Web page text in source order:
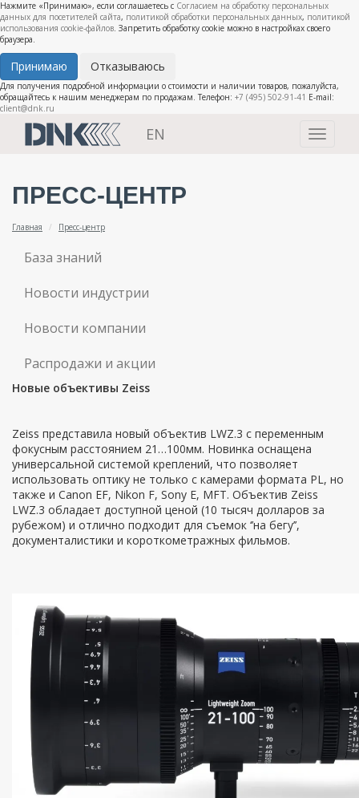
Нажмите «Принимаю», если соглашаетесь с Согласием на обработку персональных
данных для посетителей сайта, политикой обработки персональных данных, политикой
использования cookie-файлов. Запретить обработку cookie можно в настройках своего
браузера.
Принимаю Отказываюсь
Для получения подробной информации о стоимости и наличии товаров, пожалуйста,
обращайтесь к нашим менеджерам по продажам. Телефон: +7 (495) 502-91-41 E-mail:
client@dnk.ru
Toggle
EN
ПРЕСС-ЦЕНТР
Главная Пресс-центр
База знаний
Новости индустрии
Новости компании
Распродажи и акции
Новые объективы Zeiss
Zeiss представила новый объектив LWZ.3 с переменным
фокусным расстоянием 21…100мм. Новинка оснащена
универсальной системой креплений, что позволяет
использовать оптику не только с камерами формата PL, но
также и Canon EF, Nikon F, Sony E, MFT. Объектив Zeiss
LWZ.3 обладает доступной ценой (10 тысяч долларов за
рубежом) и отлично подходит для съемок ‘’на бегу’’,
документалистики и короткометражных фильмов.